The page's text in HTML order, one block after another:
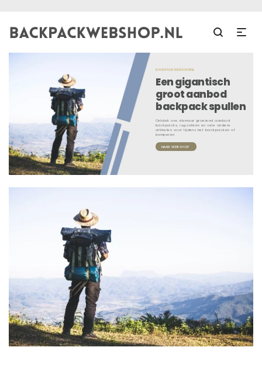
BACKPACKWEBSHOP.NL
Een gigantisch
groot aanbod
backpack spullen
Ontdek ons alsmaar groeiend aanbod
backpacks, rugzakken en vele andere
artikelen voor tijdens het backpacken of
kamperen
NAAR WEBSHOP